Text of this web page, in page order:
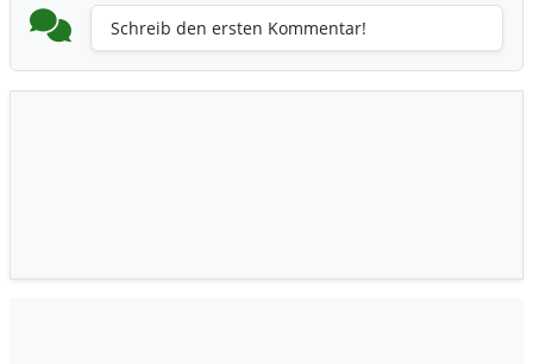
Schreib den ersten Kommentar!